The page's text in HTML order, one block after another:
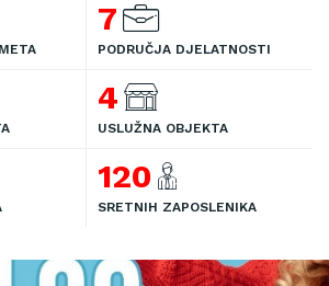
7
PODRUČJA DJELATNOSTI
4
USLUŽNA OBJEKTA
120
SRETNIH ZAPOSLENIKA